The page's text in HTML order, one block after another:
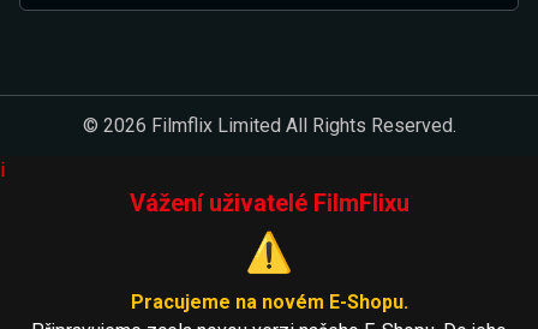
© 2026 Filmflix Limited All Rights Reserved.
i
Vážení uživatelé FilmFlixu
⚠️
Pracujeme na novém E-Shopu.